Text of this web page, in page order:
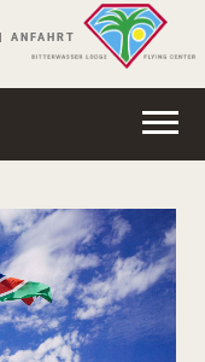
ANFAHRT